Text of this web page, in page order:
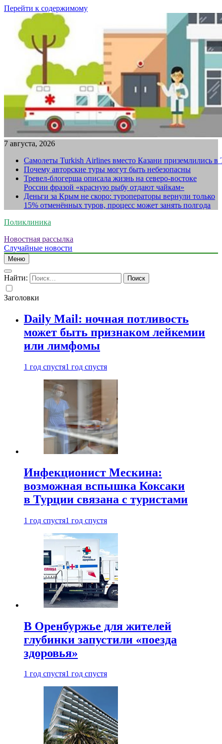
Перейти к содержимому
7 августа, 2026
Самолеты Turkish Airlines вместо Казани приземлились в
Почему авторские туры могут быть небезопасны
Тревел-блогерша описала жизнь на северо-востоке
России фразой «красную рыбу отдают чайкам»
Деньги за Крым не скоро: туроператоры вернули только
15% отменённых туров, процесс может занять полгода
Поликлиника
Новостная рассылка
Случайные новости
Меню
Найти:
Заголовки
Daily Mail: ночная потливость
может быть признаком лейкемии
или лимфомы
1 год спустя1 год спустя
Инфекционист Мескина:
возможная вспышка Коксаки
в Турции связана с туристами
1 год спустя1 год спустя
В Оренбуржье для жителей
глубинки запустили «поезда
здоровья»
1 год спустя1 год спустя